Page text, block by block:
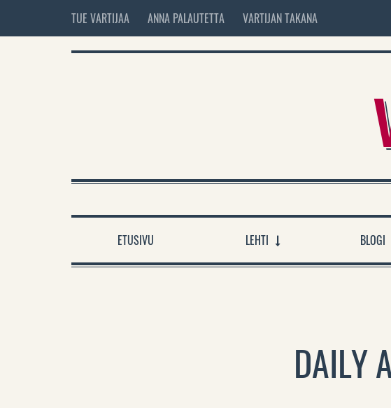
TUE VARTIJAA ANNA PALAUTETTA VARTIJAN TAKANA
ETUSIVU LEHTI BLOGI
DAILY